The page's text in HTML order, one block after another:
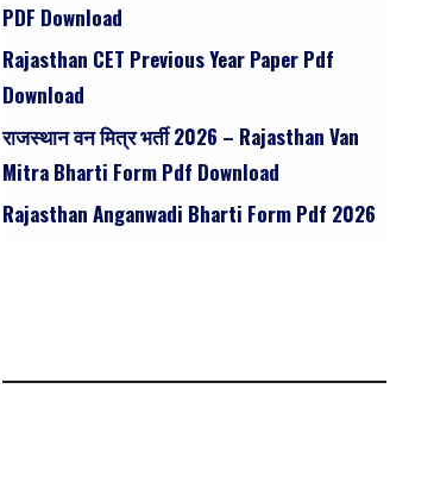
PDF Download
Rajasthan CET Previous Year Paper Pdf
Download
राजस्थान वन मित्र भर्ती 2026 – Rajasthan Van
Mitra Bharti Form Pdf Download
Rajasthan Anganwadi Bharti Form Pdf 2026